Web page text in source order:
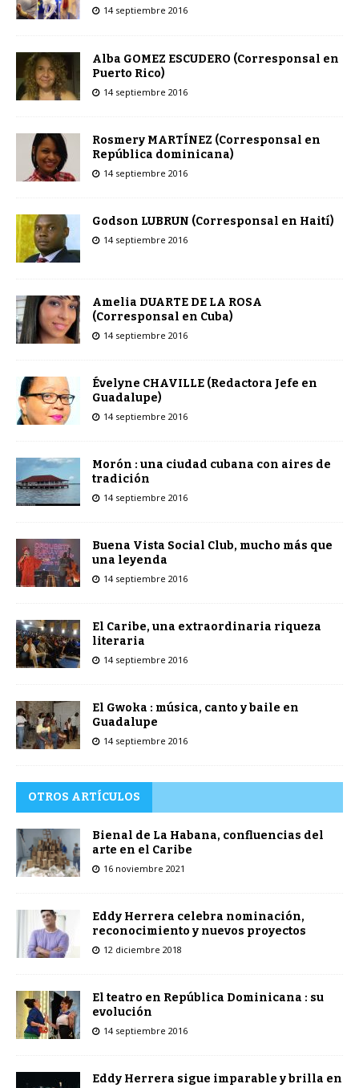
14 septiembre 2016
Alba GOMEZ ESCUDERO (Corresponsal en
Puerto Rico)
14 septiembre 2016
Rosmery MARTÍNEZ (Corresponsal en
República dominicana)
14 septiembre 2016
Godson LUBRUN (Corresponsal en Haití)
14 septiembre 2016
Amelia DUARTE DE LA ROSA
(Corresponsal en Cuba)
14 septiembre 2016
Évelyne CHAVILLE (Redactora Jefe en
Guadalupe)
14 septiembre 2016
Morón : una ciudad cubana con aires de
tradición
14 septiembre 2016
Buena Vista Social Club, mucho más que
una leyenda
14 septiembre 2016
El Caribe, una extraordinaria riqueza
literaria
14 septiembre 2016
El Gwoka : música, canto y baile en
Guadalupe
14 septiembre 2016
OTROS ARTÍCULOS
Bienal de La Habana, confluencias del
arte en el Caribe
16 noviembre 2021
Eddy Herrera celebra nominación,
reconocimiento y nuevos proyectos
12 diciembre 2018
El teatro en República Dominicana : su
evolución
14 septiembre 2016
Eddy Herrera sigue imparable y brilla en